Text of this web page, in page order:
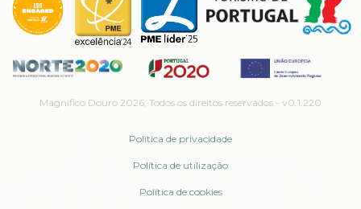
Magnifico Douro 2026 , Todos os direitos reservados - v0.1.220
Política de privacidade
Política de utilização
Política de cookies